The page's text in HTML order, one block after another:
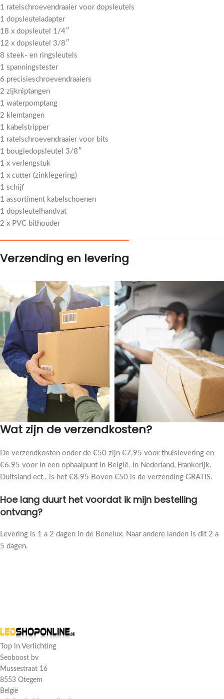
1 ratelschroevendraaier voor dopsleutels
1 dopsleuteladapter
18 x dopsleutel 1/4″
12 x dopsleutel 3/8″
8 steek- en ringsleutels
1 spanningstester
6 precisieschroevendraaiers
2 zijkniptangen
1 waterpomptang
2 klemtangen
1 kabelstripper
1 ratelschroevendraaier voor bits
1 bougiedopsleutel 3/8″
1 x verlengstuk
1 x cutter (zinklegering)
1 schijf
1 assortiment kabelschoenen
1 dopsleutelhandvat
2 x PVC bithouder
Verzending en levering
Wat zijn de verzendkosten?
De verzendkosten onder de €50 zijn €7.95 voor thuislevering en
€6.95 voor in een ophaalpunt in België. In Nederland, Frankerijk,
Duitsland ect.. is het €8.95 Boven €50 is de verzending GRATIS.
Hoe lang duurt het voordat ik mijn bestelling
ontvang?
Levering is 1 a 2 dagen in de Benelux. Naar andere landen is dit 2 a
5 dagen.
Top in Verlichting
Seoboost bv
Mussestraat 16
8553 Otegem
België